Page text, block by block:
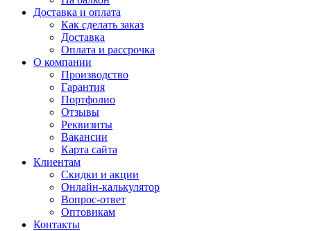
Доставка и оплата
Как сделать заказ
Доставка
Оплата и рассрочка
О компании
Производство
Гарантия
Портфолио
Отзывы
Реквизиты
Вакансии
Карта сайта
Клиентам
Скидки и акции
Онлайн-калькулятор
Вопрос-ответ
Оптовикам
Контакты